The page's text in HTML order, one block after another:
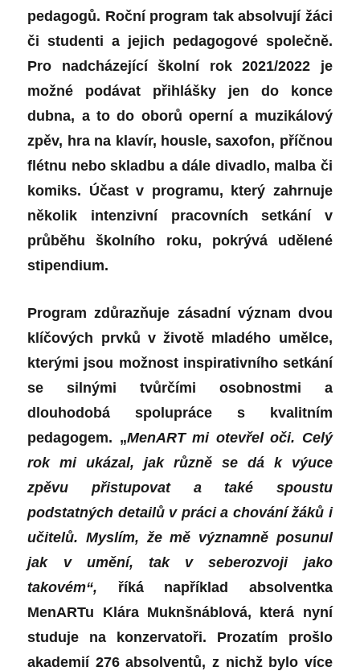
pedagogů. Roční program tak absolvují žáci
či studenti a jejich pedagogové společně.
Pro nadcházející školní rok 2021/2022 je
možné podávat přihlášky jen do konce
dubna, a to do oborů operní a muzikálový
zpěv, hra na klavír, housle, saxofon, příčnou
flétnu nebo skladbu a dále divadlo, malba či
komiks. Účast v programu, který zahrnuje
několik intenzivní pracovních setkání v
průběhu školního roku, pokrývá udělené
stipendium.
Program zdůrazňuje zásadní význam dvou
klíčových prvků v životě mladého umělce,
kterými jsou možnost inspirativního setkání
se silnými tvůrčími osobnostmi a
dlouhodobá spolupráce s kvalitním
pedagogem. „MenART mi otevřel oči. Celý
rok mi ukázal, jak různě se dá k výuce
zpěvu přistupovat a také spoustu
podstatných detailů v práci a chování žáků i
učitelů. Myslím, že mě významně posunul
jak v umění, tak v seberozvoji jako
takovém“, říká například absolventka
MenARTu Klára Muknšnáblová, která nyní
studuje na konzervatoři. Prozatím prošlo
akademií 276 absolventů, z nichž bylo více